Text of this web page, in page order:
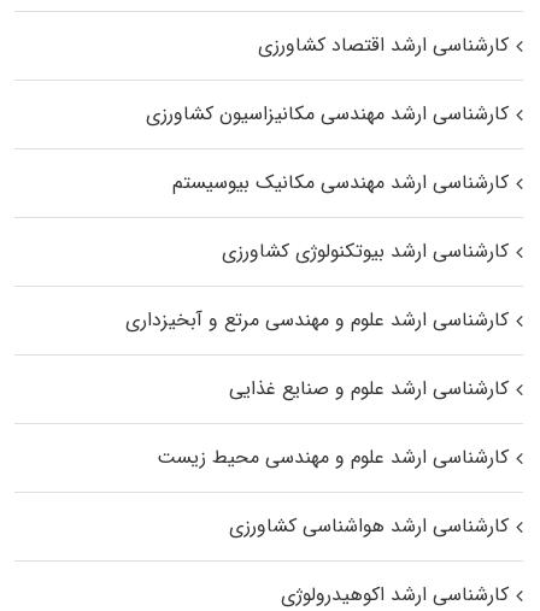
کارشناسی ارشد اقتصاد کشاورزی
کارشناسی ارشد مهندسی مکانیزاسیون کشاورزی
کارشناسی ارشد مهندسی مکانیک بیوسیستم
کارشناسی ارشد بیوتکنولوژی کشاورزی
کارشناسی ارشد علوم و مهندسی مرتع و آبخیزداری
کارشناسی ارشد علوم و صنایع غذایی
کارشناسی ارشد علوم و مهندسی محیط زیست
کارشناسی ارشد هواشناسی کشاورزی
کارشناسی ارشد اکوهیدرولوژی